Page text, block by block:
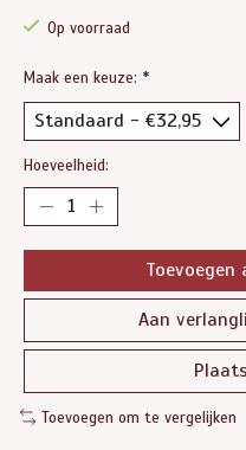
Op voorraad
Maak een keuze: *
Hoeveelheid:
Toevoegen
Aan
Toevoegen om te vergelijken